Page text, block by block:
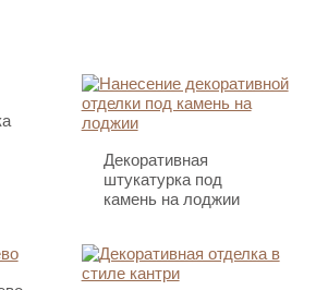
Декоративная
штукатурка под
камень на лоджии